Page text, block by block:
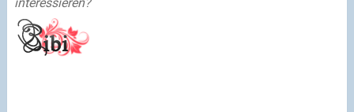
interessieren?